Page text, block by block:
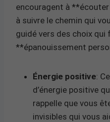
encouragent à
à suivre le chemin qui
guidé vers des choix
**épanouissement
Énergie positive:
d’énergie positive
rappelle que vous
invisibles qui vous